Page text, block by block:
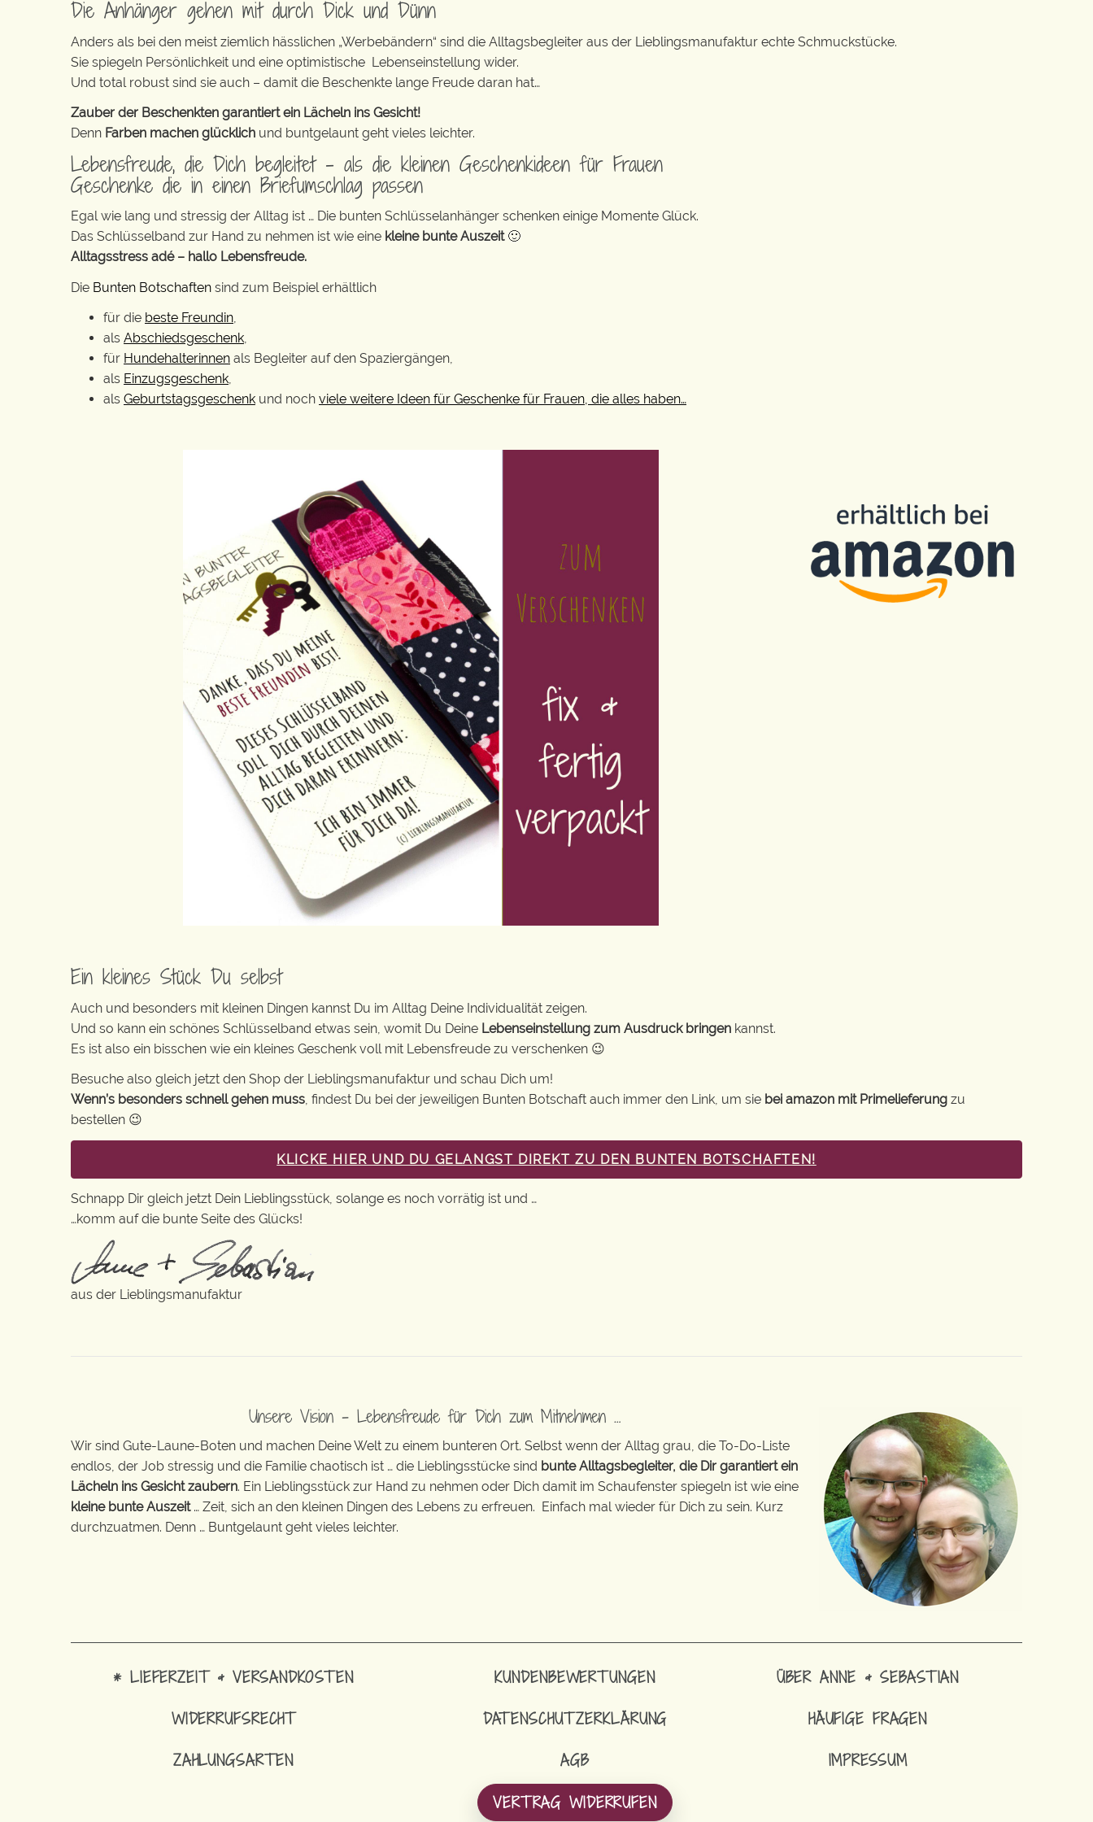
Die Anhänger gehen mit durch Dick und Dünn
Anders als bei den meist ziemlich hässlichen „Werbebändern“ sind die Alltagsbegleiter aus der Lieblingsmanufaktur echte Schmuckstücke.
Sie spiegeln Persönlichkeit und eine optimistische Lebenseinstellung wider.
Und total robust sind sie auch – damit die Beschenkte lange Freude daran hat…
Zauber der Beschenkten garantiert ein Lächeln ins Gesicht!
Denn Farben machen glücklich und buntgelaunt geht vieles leichter.
Lebensfreude, die Dich begleitet – als die kleinen Geschenkideen für Frauen
Geschenke die in einen Briefumschlag passen
Egal wie lang und stressig der Alltag ist … Die bunten Schlüsselanhänger schenken einige Momente Glück.
Das Schlüsselband zur Hand zu nehmen ist wie eine kleine bunte Auszeit🙂
Alltagsstress adé – hallo Lebensfreude.
Die Bunten Botschaften sind zum Beispiel erhältlich
für die beste Freundin,
als Abschiedsgeschenk,
für Hundehalterinnen als Begleiter auf den Spaziergängen,
als Einzugsgeschenk,
als Geburtstagsgeschenk und noch viele weitere Ideen für Geschenke für Frauen, die alles haben…
Ein kleines Stück Du selbst
Auch und besonders mit kleinen Dingen kannst Du im Alltag Deine Individualität zeigen.
Und so kann ein schönes Schlüsselband etwas sein, womit Du Deine Lebenseinstellung zum Ausdruck bringen kannst.
Es ist also ein bisschen wie ein kleines Geschenk voll mit Lebensfreude zu verschenken 😉
Besuche also gleich jetzt den Shop der Lieblingsmanufaktur und schau Dich um!
Wenn’s besonders schnell gehen muss, findest Du bei der jeweiligen Bunten Botschaft auch immer den Link, um sie bei amazon mit Primelieferung zu
bestellen 😉
KLICKE HIER UND DU GELANGST DIREKT ZU DEN BUNTEN BOTSCHAFTEN!
Schnapp Dir gleich jetzt Dein Lieblingsstück, solange es noch vorrätig ist und …
…komm auf die bunte Seite des Glücks!
aus der Lieblingsmanufaktur
Unsere Vision – Lebensfreude für Dich zum Mitnehmen …
Wir sind Gute-Laune-Boten und machen Deine Welt zu einem bunteren Ort. Selbst wenn der Alltag grau, die To-Do-Liste
endlos, der Job stressig und die Familie chaotisch ist … die Lieblingsstücke sind bunte Alltagsbegleiter, die Dir garantiert ein
Lächeln ins Gesicht zaubern. Ein Lieblingsstück zur Hand zu nehmen oder Dich damit im Schaufenster spiegeln ist wie eine
kleine bunte Auszeit… Zeit, sich an den kleinen Dingen des Lebens zu erfreuen. Einfach mal wieder für Dich zu sein. Kurz
durchzuatmen. Denn … Buntgelaunt geht vieles leichter.
* LIEFERZEIT & VERSANDKOSTEN
WIDERRUFSRECHT
ZAHLUNGSARTEN
KUNDENBEWERTUNGEN
DATENSCHUTZERKLÄRUNG
AGB
VERTRAG WIDERRUFEN
ÜBER ANNE & SEBASTIAN
HÄUFIGE FRAGEN
IMPRESSUM